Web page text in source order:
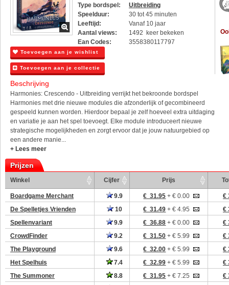
Type bordspel:
Uitbreiding
Speelduur:
30 tot 45 minuten
Leeftijd:
Vanaf 10 jaar
Aantal views:
1492 keer bekeken
Ean Codes:
3558380117797
Toevoegen aan je wishlist
Toevoegen aan je collectie
Beschrijving
Harmonies: Crescendo - Uitbreiding verrijkt het bekroonde bordspel
Harmonies met drie nieuwe modules die afzonderlijk of gecombineerd
gespeeld kunnen worden. Hierdoor bepaal je zelf hoeveel extra uitdaging
en variatie je aan het spel toevoegt. Elke module introduceert nieuwe
strategische mogelijkheden en zorgt ervoor dat je jouw natuurgebied op
een andere manie...
+ Lees meer
Prijzen
Winkel Cijfer Prijs
Boardgame Merchant 9.9 € 31.95 + € 0.00
€
De Spelletjes Vrienden
10 € 31.49 + € 4.95
€
Spellenvariant
9.9 € 36.88 + € 0.00
€
CrowdFinder
9.2 € 31.50 + € 5.99
€
The Playground
9.6 € 32.00 + € 5.99
€
Het Spelhuis
7.4 € 32.99 + € 5.99
€
The Summoner
8.8 € 31.95 + € 7.25
€